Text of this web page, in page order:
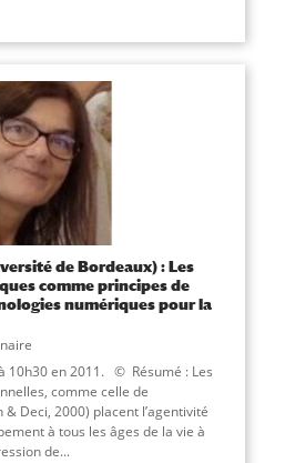
de Bordeaux) : Les
comme principes de
numériques pour la
10h30 en 2011. © Résumé : Les
comme celle de
& Deci, 2000) placent l’agentivité
à tous les âges de la vie à
de...